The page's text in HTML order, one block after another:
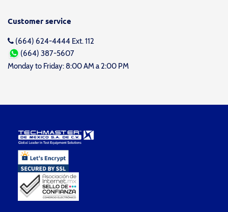
Customer service
(664) 624-4444 Ext. 112
(664) 387-5607
Monday to Friday: 8:00 AM a 2:00 PM